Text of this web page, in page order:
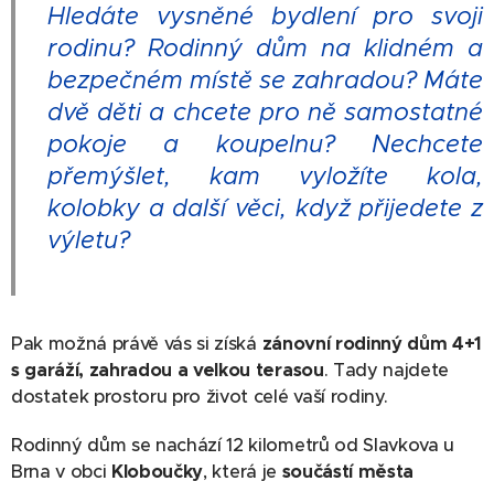
Hledáte vysněné bydlení pro svoji
rodinu? Rodinný dům na klidném a
bezpečném místě se zahradou? Máte
dvě děti a chcete pro ně samostatné
pokoje a koupelnu? Nechcete
přemýšlet, kam vyložíte kola,
kolobky a další věci, když přijedete z
výletu?
Pak možná právě vás si získá zánovnírodinný dům 4+1
s garáží, zahradou a velkou terasou. Tady najdete
dostatek prostoru pro život celé vaší rodiny.
Rodinný dům se nachází 12 kilometrů od Slavkova u
Brna v obci Kloboučky, která je součástí města